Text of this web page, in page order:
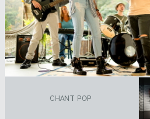
CHANT POP